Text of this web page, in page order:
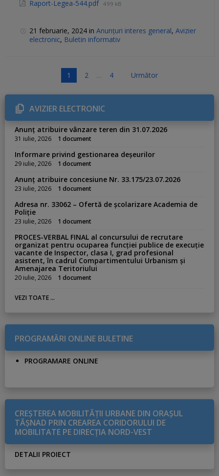
Raport-Legea-544.pdf 499 kB
21 februarie, 2024 in Anunțuri interes general, Avizier
electronic, Buletin informativ
g
n
1 2 … 4 Următor
AVIZIER ELECTRONIC
Anunț atribuire vânzare teren din 31.07.2026
31 iulie, 2026 1 document
Informare privind gestionarea deșeurilor
29 iulie, 2026 1 document
Anunț atribuire concesiune Nr. 33.175/23.07.2026
23 iulie, 2026 1 document
Adresa nr. 33062 – Ofertă de școlarizare Academia de
Poliție
23 iulie, 2026 1 document
PROCES-VERBAL FINAL al concursului de recrutare
organizat pentru ocuparea funcției publice de execuție
vacante de Inspector, clasa I, grad profesional
asistent, în cadrul Compartimentului Urbanism și
Amenajarea Teritoriului
20 iulie, 2026 1 document
VEZI TOATE ...
PROGRAMĂRI ONLINE BULETINE
PROGRAMARE ONLINE
CREŞTEREA MOBILITĂŢII URBANE DIN ORAŞUL
TĂŞNAD PRIN CREAREA CORIDORULUI DE
MOBILITATE PE DIRECŢIA NORD-VEST
DETALII PROIECT